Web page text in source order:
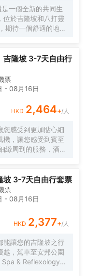
供一個寧靜的氛
。客人可以在酒店游
景。
一個全新的共同生
位於吉隆坡和八打靈
期待一個舒適的地方
樂的生活方式。
吉隆坡 3-7天自由行
票
- 08月16日
HKD 2,464+/人
您感受到更加貼心細
機，讓您感受到賓至
緻周到的服務，酒店
坡 3-7天自由行套票
票
- 08月16日
HKD 2,377+/人
能讓您的吉隆坡之行
越，駕車至安邦公園
& Reflexology、